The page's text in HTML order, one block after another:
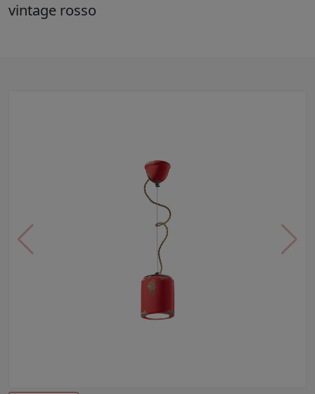
vintage rosso